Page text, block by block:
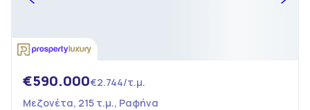
€590.000€2.744/τ.μ.
Μεζονέτα, 215 τ.μ., Ραφήνα